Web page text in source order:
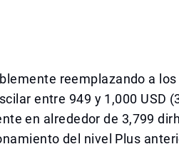
reemplazando a
entre 949 y 1,000 USD
en alrededor de 3,799
del nivel Plus